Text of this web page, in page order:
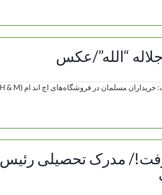
“الله”/عکس
مدرک تحصیلی رئیس